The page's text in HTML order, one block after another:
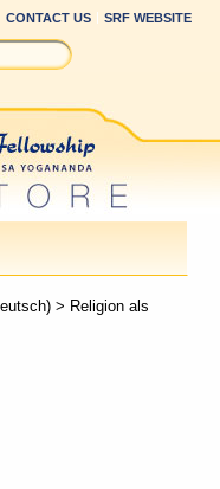
CONTACT US SRF WEBSITE
> Religion als